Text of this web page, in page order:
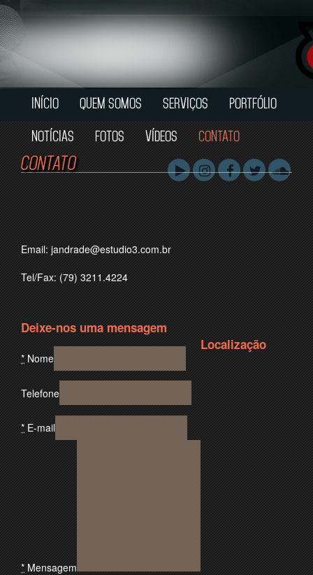
INÍCIO QUEM SOMOS SERVIÇOS PORTFÓLIO
NOTÍCIAS FOTOS VÍDEOS CONTATO
CONTATO
Email: jandrade@estudio3.com.br
Tel/Fax: (79) 3211.4224
Deixe-nos uma mensagem
* Nome
Telefone
* E-mail
* Mensagem
Localização